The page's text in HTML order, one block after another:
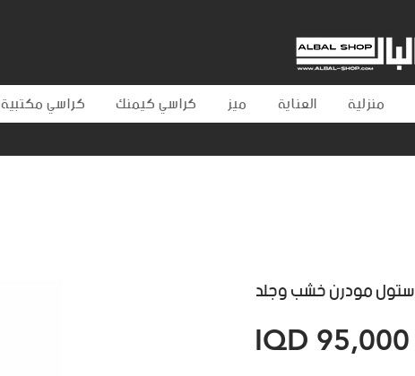
كراسي مكتبية كراسي كيمنك ميز العناية منزلية
ستول مودرن خشب وجلد
IQD 95,000